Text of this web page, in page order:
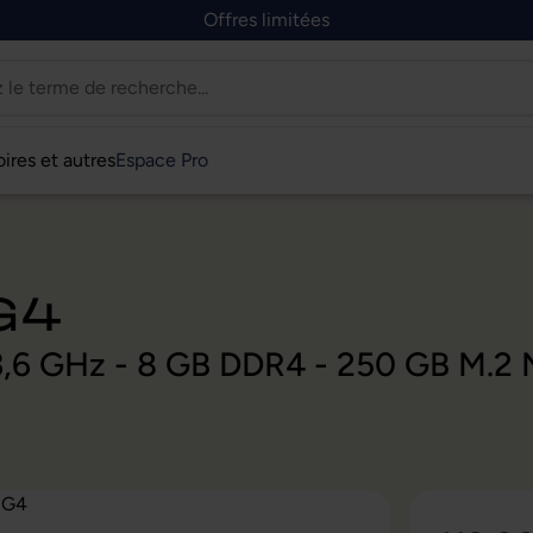
Offres limitées
et autresEspace Pro
GHz - 8 GB DDR4 - 250 GB M.2